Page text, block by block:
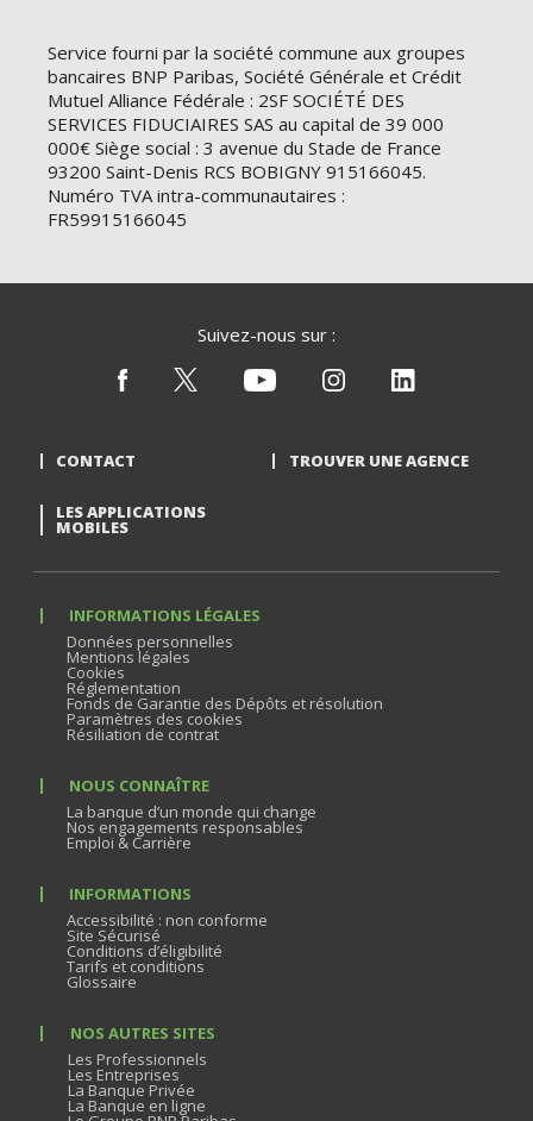
Service fourni par la société commune aux groupes
bancaires BNP Paribas, Société Générale et Crédit
Mutuel Alliance Fédérale : 2SF SOCIÉTÉ DES
SERVICES FIDUCIAIRES SAS au capital de 39 000
000€ Siège social : 3 avenue du Stade de France
93200 Saint-Denis RCS BOBIGNY 915166045.
Numéro TVA intra-communautaires :
FR59915166045
Suivez-nous sur :
CONTACT TROUVER UNE AGENCE
LES APPLICATIONS
MOBILES
INFORMATIONS LÉGALES
Données personnelles
Mentions légales
Cookies
Réglementation
Fonds de Garantie des Dépôts et résolution
Paramètres des cookies
Résiliation de contrat
NOUS CONNAÎTRE
La banque d’un monde qui change
Nos engagements responsables
Emploi & Carrière
INFORMATIONS
Accessibilité : non conforme
Site Sécurisé
Conditions d’éligibilité
Tarifs et conditions
Glossaire
NOS AUTRES SITES
Les Professionnels
Les Entreprises
La Banque Privée
La Banque en ligne